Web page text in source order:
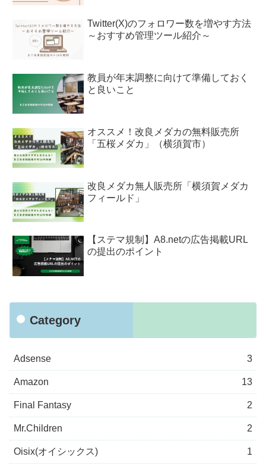
Twitter(X)のフォロワー数を増やす方法
～おすすめ管理ツール紹介～
教員が年末調整に向けて準備しておく
と良いこと
オススメ！改良メダカの無料販売所
「五桜メダカ」（横須賀市）
改良メダカ無人販売所「横須賀メダカ
フィールド」
【ステマ規制】A8.netの広告掲載URL
の提出のポイント
Category
Adsense 3
Amazon 13
Final Fantasy 2
Mr.Children 2
Oisix(オイシックス) 1